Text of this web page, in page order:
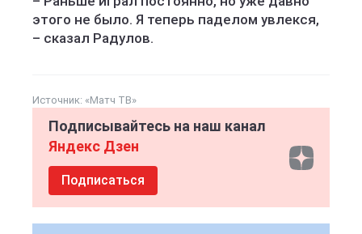
этого не было. Я теперь паделом увлекся,
– сказал Радулов.
Источник: «Матч ТВ»
Подписывайтесь на наш канал
Яндекс Дзен
Подписаться